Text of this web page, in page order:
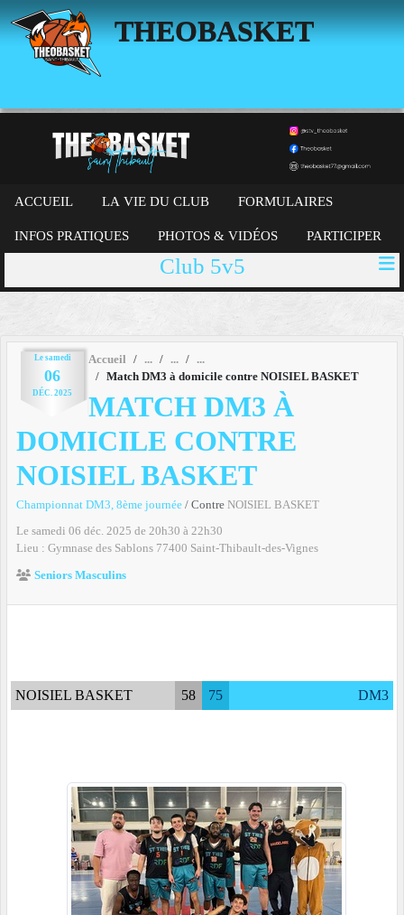
THEOBASKET
ACCUEIL LA VIE DU CLUB FORMULAIRES
INFOS PRATIQUES PHOTOS & VIDÉOS PARTICIPER
Club 5v5
Le samedi
06
DÉC. 2025
Accueil
Match DM3 à domicile contre NOISIEL BASKET
MATCH DM3 À
DOMICILE CONTRE
NOISIEL BASKET
Championnat DM3, 8ème journée / Contre NOISIEL BASKET
Le samedi 06 déc. 2025 de 20h30 à 22h30
Lieu : Gymnase des Sablons 77400 Saint-Thibault-des-Vignes
Seniors Masculins
NOISIEL BASKET 58 75 DM3
Panneau de gestion des cookies